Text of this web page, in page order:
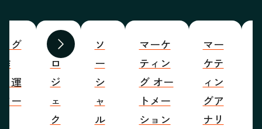
前へ 次へ
グ
運
ー
プ
ロ
ジ
ェ
ク
ソ
ー
シ
ャ
ル
マーケ
ティン
グ オー
トメー
ション
マー
ケテ
ィン
グア
ナリ